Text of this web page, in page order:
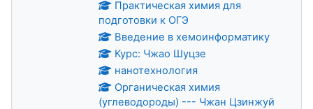
Практическая химия для
подготовки к ОГЭ
Введение в хемоинформатику
Курс: Чжао Шуцзе
нанотехнология
Органическая химия
(углеводороды) --- Чжан Цзинжуй